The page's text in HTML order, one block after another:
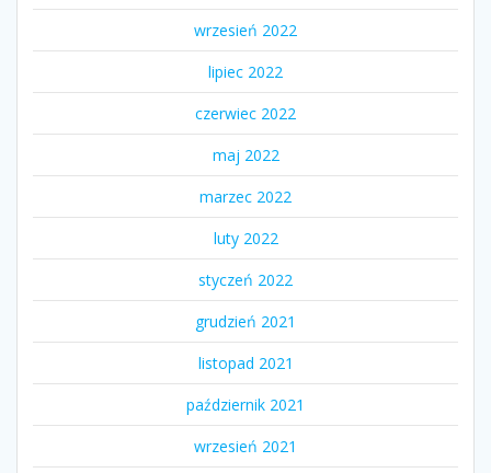
wrzesień 2022
lipiec 2022
czerwiec 2022
maj 2022
marzec 2022
luty 2022
styczeń 2022
grudzień 2021
listopad 2021
październik 2021
wrzesień 2021